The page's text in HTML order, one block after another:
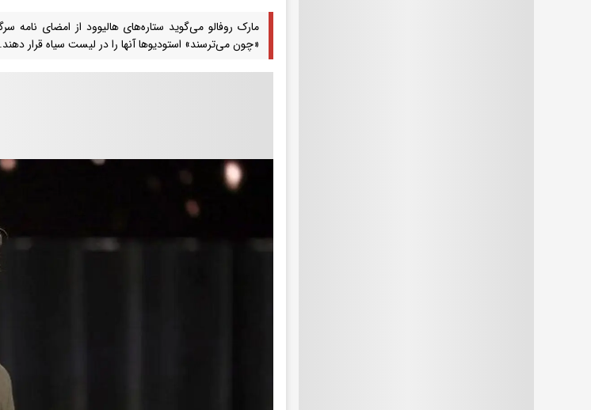
مارک روفالو می‌گوید ستاره‌های هالیوود از امضای نامه
«چون می‌ترسند» استودیوها آنها را در لیست سیاه قرار دهند.